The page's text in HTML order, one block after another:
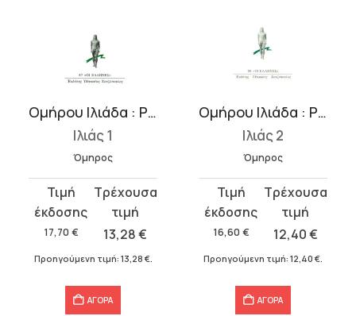
Ομήρου Ιλιάδα : Ραψωδίες Α-Δ
Ιλιάς 1
Όμηρος
17,70 €
Original
price
was:
17,70 €.
13,28€
τρέχουσα
τιμή
είναι:
Προηγούμενη τιμή: 13,28 €.
ΑΓΟΡΑ
Ομήρου Ιλιάδα : Ραψωδίες Ε-Θ
Ιλιάς 2
Όμηρος
16,60 €
Original
price
was:
16,60 €.
12,40€
τρέχουσα
τιμή
είναι:
Προηγούμενη τιμή: 12,40 €.
ΑΓΟΡΑ